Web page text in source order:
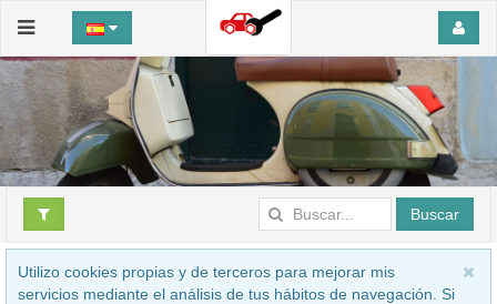
Buscar
Utilizo cookies propias y de terceros para mejorar mis
servicios mediante el análisis de tus hábitos de navegación. Si